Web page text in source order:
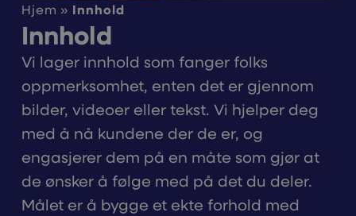
Hjem » Innhold
Innhold
Vi lager innhold som fanger folks
oppmerksomhet, enten det er gjennom
bilder, videoer eller tekst. Vi hjelper deg
med å nå kundene der de er, og
engasjerer dem på en måte som gjør at
de ønsker å følge med på det du deler.
Målet er å bygge et ekte forhold med